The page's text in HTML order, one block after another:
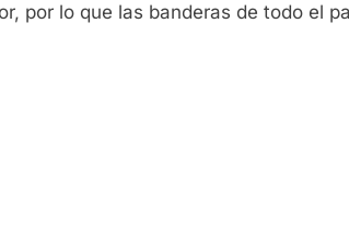
por lo que las banderas de todo el